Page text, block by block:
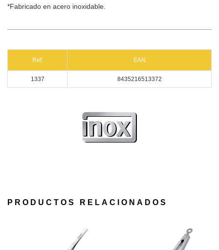
*Fabricado en acero inoxidable.
Ref. EAN
1337 8435216513372
PRODUCTOS RELACIONADOS